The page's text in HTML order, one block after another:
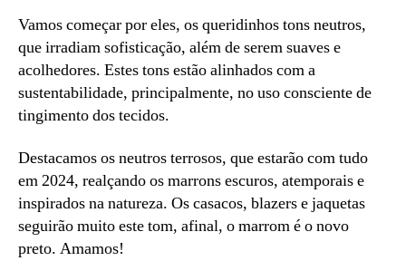
Vamos começar por eles, os queridinhos tons neutros,
que irradiam sofisticação, além de serem suaves e
acolhedores. Estes tons estão alinhados com a
sustentabilidade, principalmente, no uso consciente de
tingimento dos tecidos.
Destacamos os neutros terrosos, que estarão com tudo
em 2024, realçando os marrons escuros, atemporais e
inspirados na natureza. Os casacos, blazers e jaquetas
seguirão muito este tom, afinal, o marrom é o novo
preto. Amamos!